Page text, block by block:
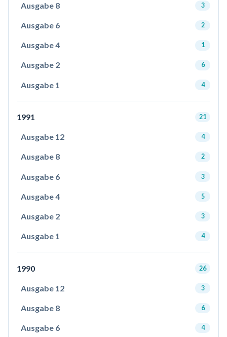
Ausgabe 8 3
Ausgabe 6 2
Ausgabe 4 1
Ausgabe 2 6
Ausgabe 1 4
1991 21
Ausgabe 12 4
Ausgabe 8 2
Ausgabe 6 3
Ausgabe 4 5
Ausgabe 2 3
Ausgabe 1 4
1990 26
Ausgabe 12 3
Ausgabe 8 6
Ausgabe 6 4